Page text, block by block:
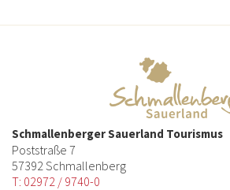
Schmallenberger Sauerland Tourismus
Poststraße 7
57392 Schmallenberg
T: 02972 / 9740-0